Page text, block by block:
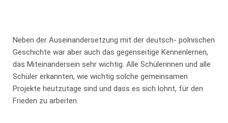
Neben der Auseinandersetzung mit der deutsch- polnischen
Geschichte war aber auch das gegenseitige Kennenlernen,
das Miteinandersein sehr wichtig. Alle Schülerinnen und alle
Schüler erkannten, wie wichtig solche gemeinsamen
Projekte heutzutage sind und dass es sich lohnt, für den
Frieden zu arbeiten.